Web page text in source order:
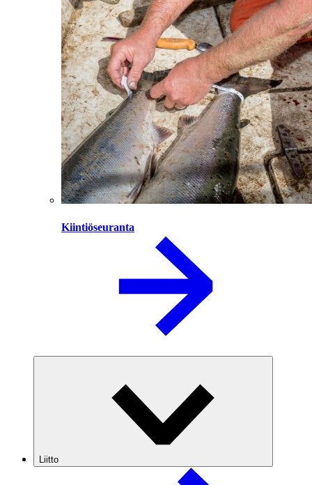
Kiintiöseuranta
Liitto